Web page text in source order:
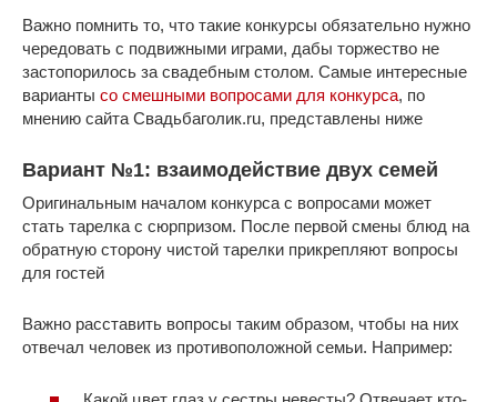
Важно помнить то, что такие конкурсы обязательно нужно
чередовать с подвижными играми, дабы торжество не
застопорилось за свадебным столом. Самые интересные
варианты со смешными вопросами для конкурса, по
мнению сайта Свадьбаголик.ru, представлены ниже
Вариант №1: взаимодействие двух семей
Оригинальным началом конкурса с вопросами может
стать тарелка с сюрпризом. После первой смены блюд на
обратную сторону чистой тарелки прикрепляют вопросы
для гостей
Важно расставить вопросы таким образом, чтобы на них
отвечал человек из противоположной семьи. Например: